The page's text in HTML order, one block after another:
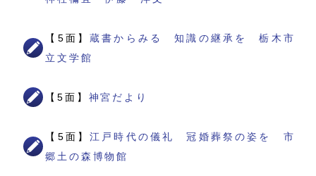
【5面】蔵書からみる 知識の継承を 栃木市
立文学館
【5面】 神宮だより
【5面】江戸時代の儀礼 冠婚葬祭の姿を 市
郷土の森博物館